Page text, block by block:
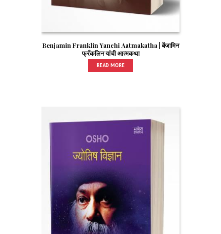
Benjamin Franklin Yanchi Aatmakatha | बेंजामिन
फ्रँकलिन यांची आत्मकथा
READ MORE